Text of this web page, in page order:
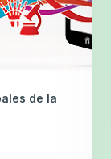
de la